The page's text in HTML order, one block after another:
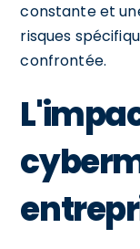
constante et
risques
confrontée.